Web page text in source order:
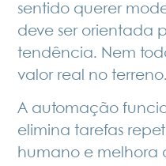
sentido querer
deve ser orientada
tendência. Nem
valor real no terreno.
A automação
elimina tarefas
humano e melhora